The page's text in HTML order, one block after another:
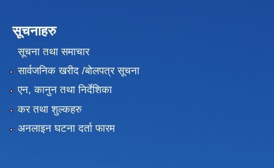
सूचनाहरु
सूचना तथा समाचार
सार्वजनिक खरीद /बोलपत्र सूचना
एन, कानुन तथा निर्देशिका
कर तथा शुल्कहरु
अनलाइन घटना दर्ता फारम